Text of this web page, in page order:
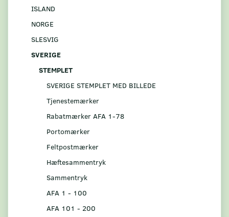
ISLAND
NORGE
SLESVIG
SVERIGE
STEMPLET
SVERIGE STEMPLET MED BILLEDE
Tjenestemærker
Rabatmærker AFA 1-78
Portomærker
Feltpostmærker
Hæftesammentryk
Sammentryk
AFA 1 - 100
AFA 101 - 200